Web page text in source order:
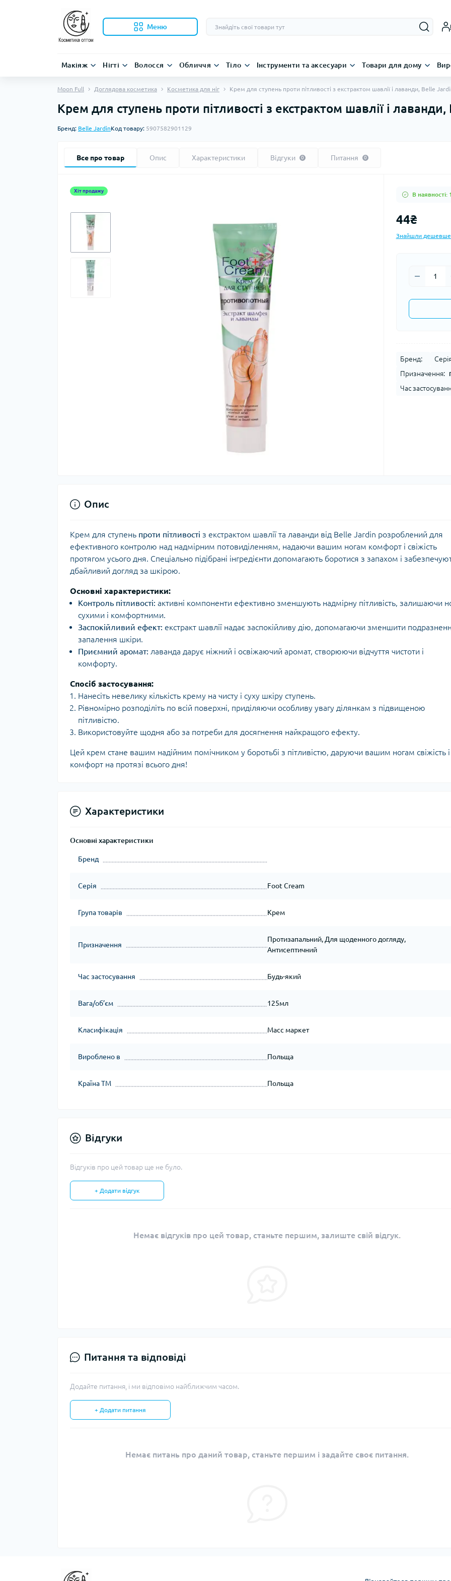
Меню
Макіяж Нігті Волосся Обличчя Тіло Інструменти та аксесуари Товари для дому
Moon Full Доглядова косметика Косметика для ніг Крем для ступень проти пітливості з екстрактом шавлії і лаванди, Belle
Крем для ступень проти пітливості з екстрактом шавлії і
Бренд: Belle JardinКод товару: 5907582901129
Все про товар Опис Характеристики Відгуки 0 Питання 0
Хіт продажу
В наявності:
44₴
Знайшли
Бренд:
Призначення:
Час
Опис
Крем для ступень проти пітливості з екстрактом шавлії та лаванди від Belle Jardin розроблений для
ефективного контролю над надмірним потовиділенням, надаючи вашим ногам комфорт і свіжість
протягом усього дня. Спеціально підібрані інгредієнти допомагають боротися з запахом і
дбайливий догляд за шкірою.
Основні характеристики:
Контроль пітливості: активні компоненти ефективно зменшують надмірну пітливість, залишаючи
сухими і комфортними.
Заспокійливий ефект: екстракт шавлії надає заспокійливу дію, допомагаючи зменшити
запалення шкіри.
Приємний аромат: лаванда дарує ніжний і освіжаючий аромат, створюючи відчуття чистоти і
комфорту.
Спосіб застосування:
Нанесіть невелику кількість крему на чисту і суху шкіру ступень.
Рівномірно розподіліть по всій поверхні, приділяючи особливу увагу ділянкам з підвищеною
пітливістю.
Використовуйте щодня або за потреби для досягнення найкращого ефекту.
Цей крем стане вашим надійним помічником у боротьбі з пітливістю, даруючи вашим ногам свіжість і
комфорт на протязі всього дня!
Характеристики
Основні характеристики
Бренд
Серія Foot Cream
Група товарів Крем
Призначення
Протизапальний, Для щоденного догляду,
Антисептичний
Час застосування Будь-який
Вага/об’єм 125мл
Класифікація Масс маркет
Вироблено в Польща
Країна ТМ Польща
Відгуки
Відгуків про цей товар ще не було.
+ Додати відгук
Немає відгуків про цей товар, станьте першим, залиште свій відгук.
Питання та відповіді
Додайте питання, і ми відповімо найближчим часом.
+ Додати питання
Немає питань про даний товар, станьте першим і задайте своє питання.